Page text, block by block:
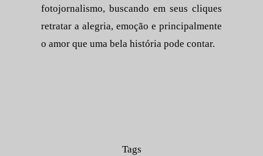
fotojornalismo, buscando em seus cliques
retratar a alegria, emoção e principalmente
o amor que uma bela história pode contar.
Tags